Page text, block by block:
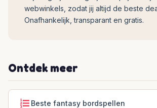
webwinkels, zodat jij altijd de beste
Onafhankelijk, transparant en gratis.
Ontdek meer
Beste fantasy bordspellen